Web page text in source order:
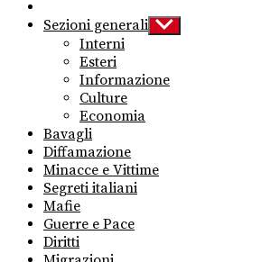
Sezioni generali Show
sub
Interni
Esteri
Informazione
Culture
Economia
Bavagli
Diffamazione
Minacce e Vittime
Segreti italiani
Mafie
Guerre e Pace
Diritti